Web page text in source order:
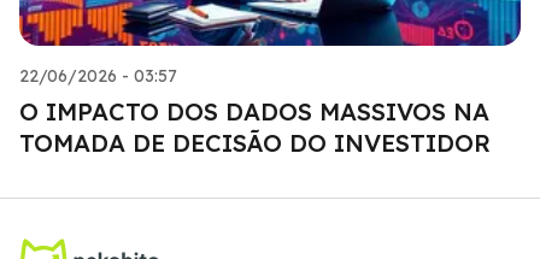
22/06/2026 - 03:57
O IMPACTO DOS DADOS MASSIVOS NA
TOMADA DE DECISÃO DO INVESTIDOR